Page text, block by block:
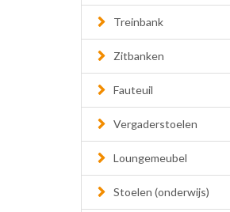
Treinbank
Zitbanken
Fauteuil
Vergaderstoelen
Loungemeubel
Stoelen (onderwijs)